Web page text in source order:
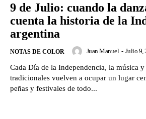
9 de Julio: cuando la
cuenta la historia de la
argentina
NOTAS DE COLOR Juan Manuel - Julio 9,
Cada Día de la Independencia, la música y
tradicionales vuelven a ocupar un lugar
peñas y festivales de todo...